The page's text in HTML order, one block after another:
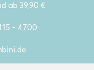
ab 39,90 €
- 4700